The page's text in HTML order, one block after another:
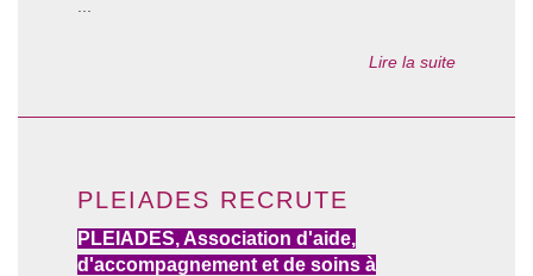
Lire la suite
PLEIADES RECRUTE
PLEIADES, Association d'aide,
d'accompagnement et de soins à